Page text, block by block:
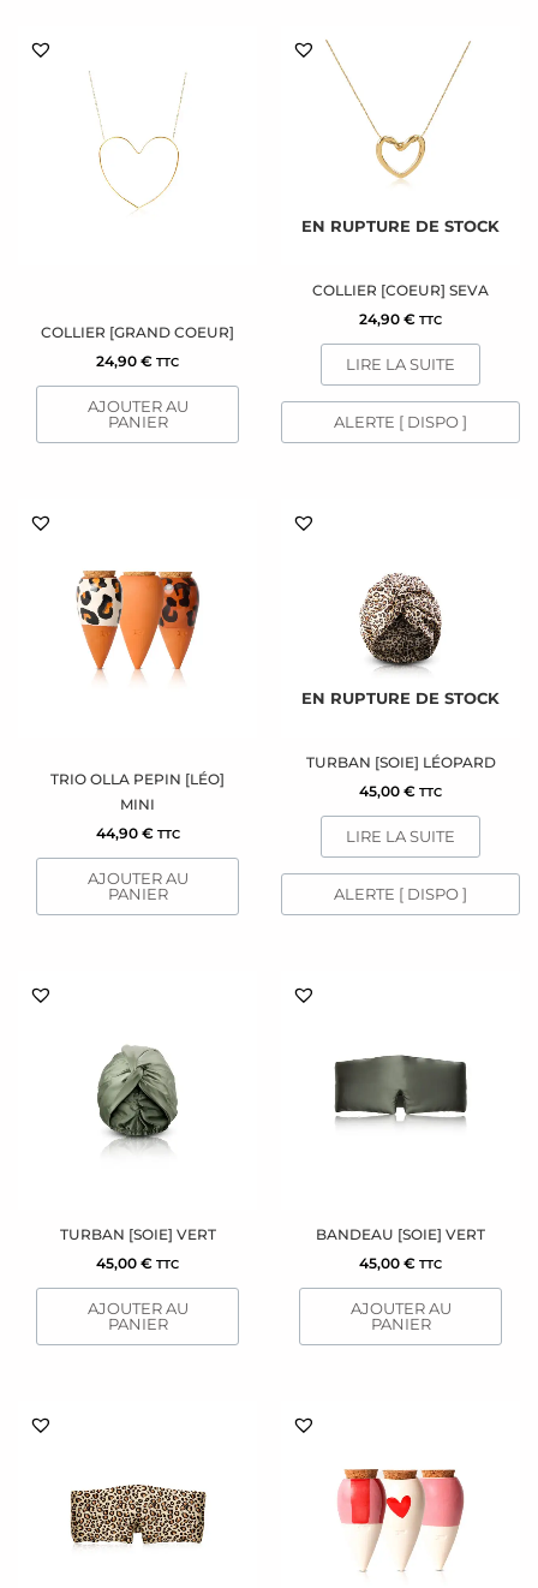
COLLIER [GRAND COEUR]
24,90 € TTC
AJOUTER AU
PANIER
EN RUPTURE DE STOCK
COLLIER [COEUR] SEVA
24,90 € TTC
LIRE LA SUITE
ALERTE [ DISPO ]
TRIO OLLA PEPIN [LÉO]
MINI
44,90 € TTC
AJOUTER AU
PANIER
EN RUPTURE DE STOCK
TURBAN [SOIE] LÉOPARD
45,00 € TTC
LIRE LA SUITE
ALERTE [ DISPO ]
TURBAN [SOIE] VERT
45,00 € TTC
AJOUTER AU
PANIER
BANDEAU [SOIE] VERT
45,00 € TTC
AJOUTER AU
PANIER